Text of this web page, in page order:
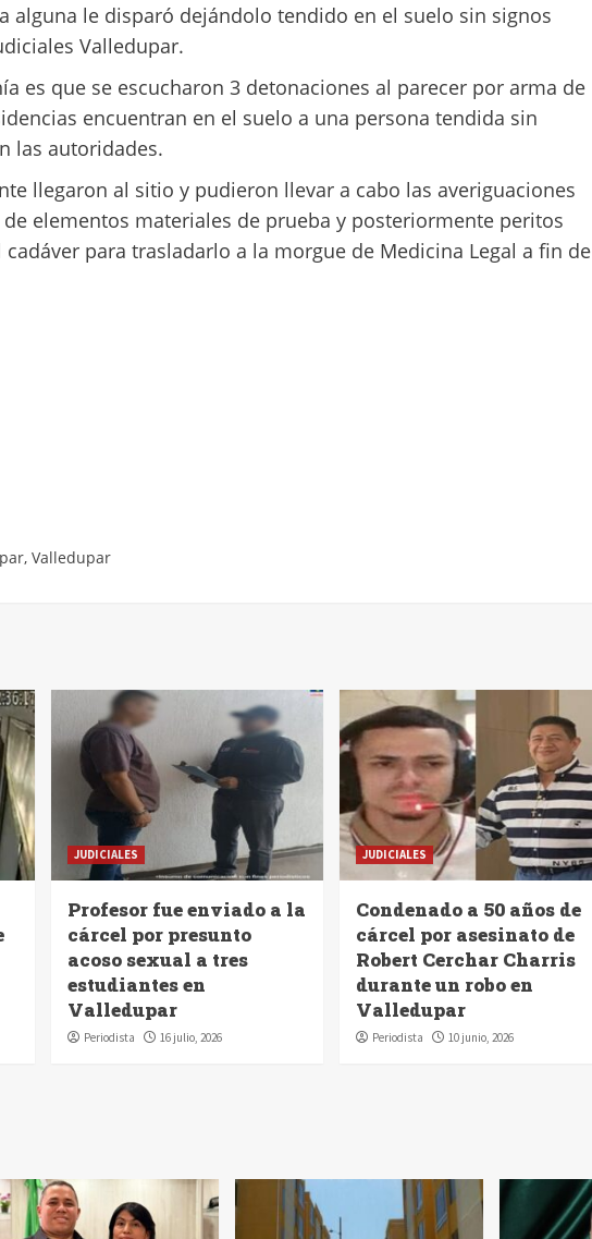
alguna le disparó dejándolo tendido en el suelo sin signos
Valledupar.
es que se escucharon 3 detonaciones al parecer por arma de
encuentran en el suelo a una persona tendida sin
las autoridades.
llegaron al sitio y pudieron llevar a cabo las averiguaciones
elementos materiales de prueba y posteriormente peritos
para trasladarlo a la morgue de Medicina Legal a fin de
, Valledupar
JUDICIALES
Profesor fue enviado a la
cárcel por presunto
acoso sexual a tres
estudiantes en
Valledupar
Periodista 16 julio, 2026
JUDICIALES
Condenado a 50 años de
cárcel por asesinato de
Robert Cerchar Charris
durante un robo en
Valledupar
Periodista 10 junio, 2026